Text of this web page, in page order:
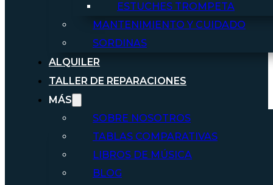
ESTUCHES TROMPETA
MANTENIMIENTO Y CUIDADO
SORDINAS
ALQUILER
TALLER DE REPARACIONES
MÁS
SOBRE NOSOTROS
TABLAS COMPARATIVAS
LIBROS DE MÚSICA
BLOG